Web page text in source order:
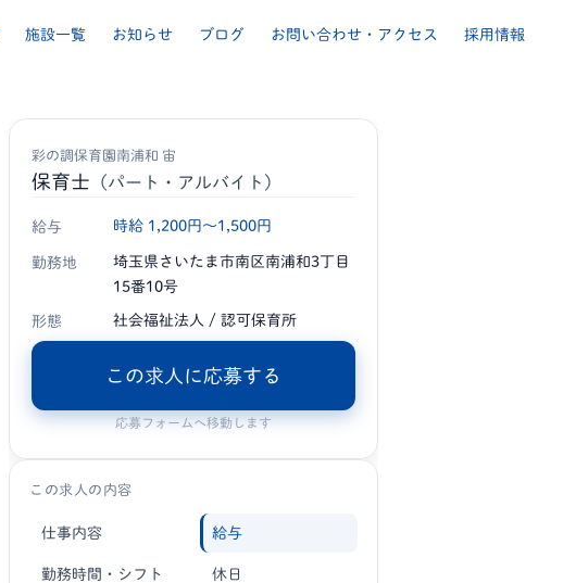
施設一覧 お知らせ ブログ お問い合わせ・アクセス 採用情報
彩の調保育園南浦和 宙
保育士 （パート・アルバイト）
給与 時給 1,200円〜1,500円
勤務地
埼玉県さいたま市南区南浦和3丁目
15番10号
形態 社会福祉法人 / 認可保育所
この求人に応募する
応募フォームへ移動します
この求人の内容
仕事内容 給与
勤務時間・シフト 休日